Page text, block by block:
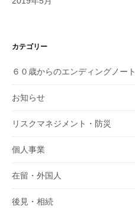
カテゴリー
６０歳からのエンディングノート
お知らせ
リスクマネジメント・防災
個人事業
在留・外国人
後見・相続